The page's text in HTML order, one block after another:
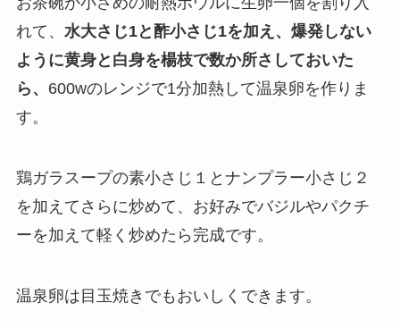
れて、 水大さじ1と酢小さじ1を加え、爆発しない
ように黄身と白身を楊枝で数か所さしておいた
ら、 600wのレンジで1分加熱して温泉卵を作りま
す。
鶏ガラスープの素小さじ１とナンプラー小さじ２
を加えてさらに炒めて、お好みでバジルやパクチ
ーを加えて軽く炒めたら完成です。
温泉卵は目玉焼きでもおいしくできます。